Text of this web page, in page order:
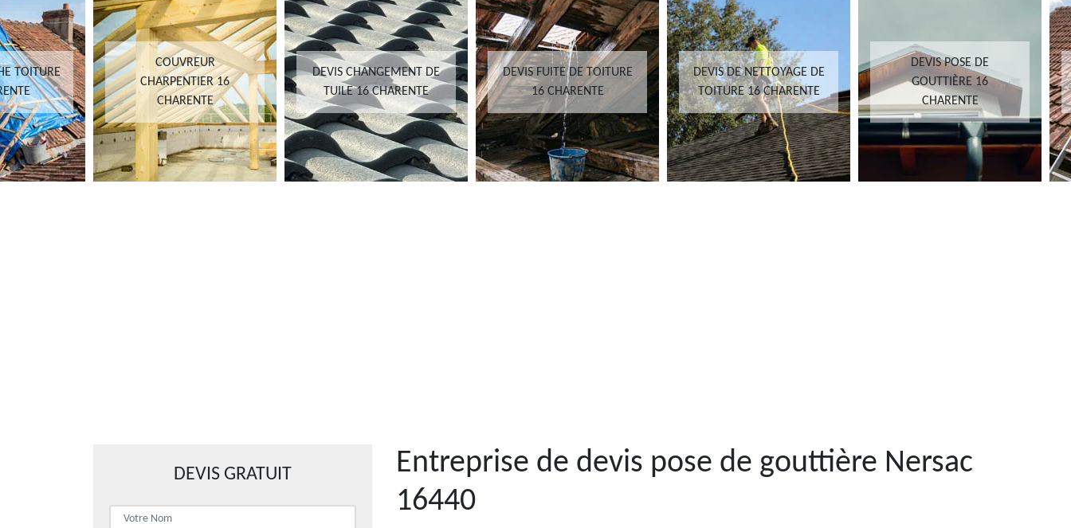
TOITURE
COUVREUR
CHARPENTIER 16
CHARENTE
DEVIS CHANGEMENT DE
TUILE 16 CHARENTE
DEVIS FUITE DE TOITURE
16 CHARENTE
DEVIS DE NETTOYAGE DE
TOITURE 16 CHARENTE
DEVIS POSE DE
GOUTTIÈRE 16
CHARENTE
DEVIS GRATUIT
Entreprise de devis pose de gouttière Nersac
16440